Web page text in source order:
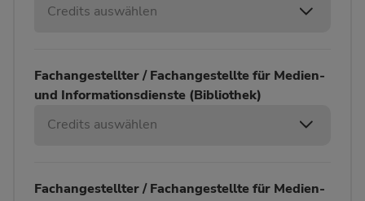
Credits auswählen
Fachangestellter / Fachangestellte für Medien-
und Informationsdienste (Bibliothek)
Credits auswählen
Fachangestellter / Fachangestellte für Medien-